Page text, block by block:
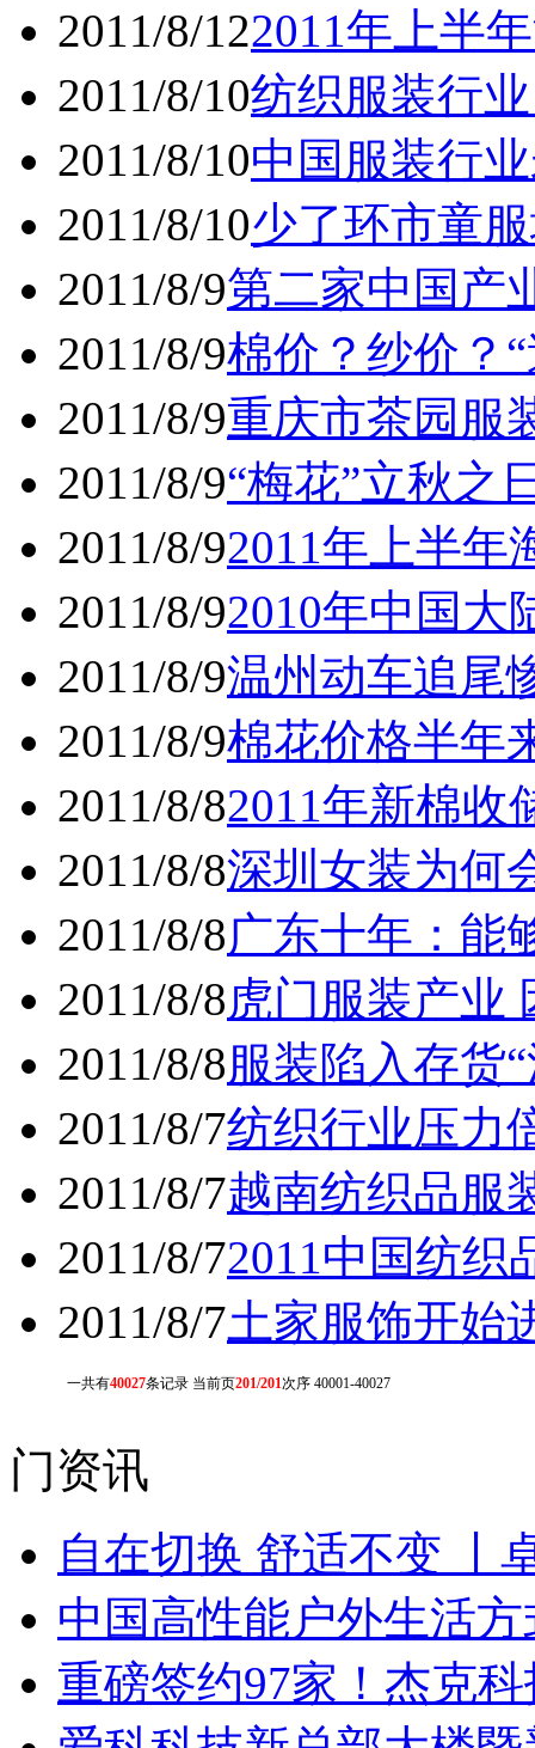
2011/8/122011年上半
2011/8/10纺织服装行
2011/8/10中国服装行
2011/8/10少了环市童
2011/8/9第二家中国产
2011/8/9棉价？纱价？
2011/8/9重庆市茶园服
2011/8/9“梅花”立秋之
2011/8/92011年上半年
2011/8/92010年中国大
2011/8/9温州动车追尾
2011/8/9棉花价格半年
2011/8/82011年新棉收
2011/8/8深圳女装为何
2011/8/8广东十年：能
2011/8/8虎门服装产业
2011/8/8服装陷入存货
2011/8/7纺织行业压力
2011/8/7越南纺织品服
2011/8/72011中国纺织
2011/8/7土家服饰开始
一共有40027条记录 当前页201/201次序 40001-40027
门资讯
自在切换 舒适不变 丨
中国高性能户外生活
重磅签约97家！杰克